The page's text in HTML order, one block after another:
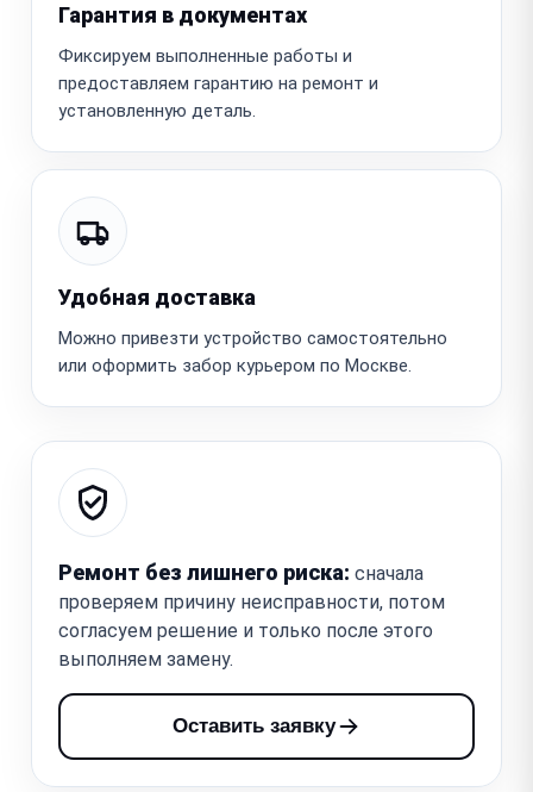
Гарантия в документах
Фиксируем выполненные работы и
предоставляем гарантию на ремонт и
установленную деталь.
Удобная доставка
Можно привезти устройство самостоятельно
или оформить забор курьером по Москве.
Ремонт без лишнего риска: сначала
проверяем причину неисправности, потом
согласуем решение и только после этого
выполняем замену.
Оставить заявку